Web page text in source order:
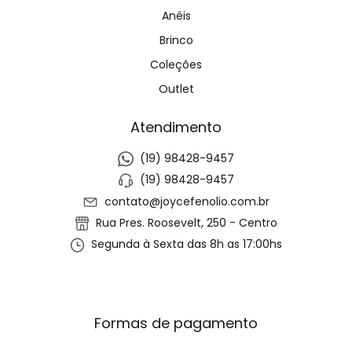
Anéis
Brinco
Coleções
Outlet
Atendimento
(19) 98428-9457
(19) 98428-9457
contato@joycefenolio.com.br
Rua Pres. Roosevelt, 250 - Centro
Segunda à Sexta das 8h as 17:00hs
Formas de pagamento